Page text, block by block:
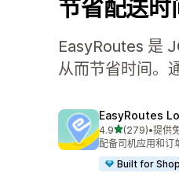
节省配送时
EasyRoutes 是
从而节省时间。
EasyRoutes
4.9星（满分 5 星
(279)
总共 279 条评论
•提供
配备司机应用和订
Built for